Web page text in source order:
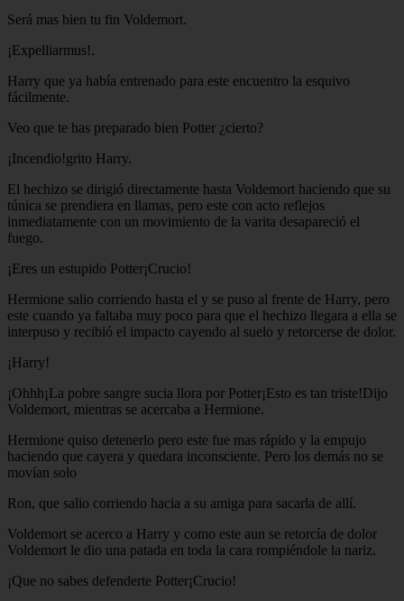
Será mas bien tu fin Voldemort.
¡Expelliarmus!.
Harry que ya había entrenado para este encuentro la esquivo
fácilmente.
Veo que te has preparado bien Potter ¿cierto?
¡Incendio!grito Harry.
El hechizo se dirigió directamente hasta Voldemort haciendo que su
túnica se prendiera en llamas, pero este con acto reflejos
inmediatamente con un movimiento de la varita desapareció el
fuego.
¡Eres un estupido Potter¡Crucio!
Hermione salio corriendo hasta el y se puso al frente de Harry, pero
este cuando ya faltaba muy poco para que el hechizo llegara a ella se
interpuso y recibió el impacto cayendo al suelo y retorcerse de dolor.
¡Harry!
¡Ohhh¡La pobre sangre sucia llora por Potter¡Esto es tan triste!Dijo
Voldemort, mientras se acercaba a Hermione.
Hermione quiso detenerlo pero este fue mas rápido y la empujo
haciendo que cayera y quedara inconsciente. Pero los demás no se
movían solo
Ron, que salio corriendo hacia a su amiga para sacarla de allí.
Voldemort se acerco a Harry y como este aun se retorcía de dolor
Voldemort le dio una patada en toda la cara rompiéndole la nariz.
¡Que no sabes defenderte Potter¡Crucio!